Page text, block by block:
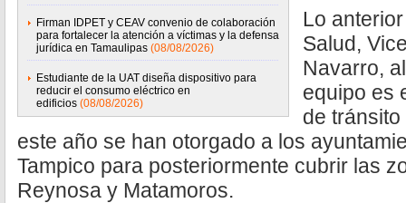
Firman IDPET y CEAV convenio de colaboración
para fortalecer la atención a víctimas y la defensa
jurídica en Tamaulipas (08/08/2026)
Estudiante de la UAT diseña dispositivo para
reducir el consumo eléctrico en
edificios (08/08/2026)
Lo
Salud,
Navarro,
equipo es
de
este año se han otorgado a los
Tampico para posteriormente cubrir las
Reynosa y Matamoros.